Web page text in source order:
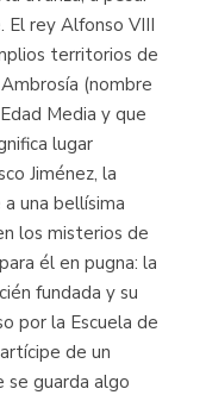
El rey Alfonso VIII
territorios de
(nombre
Media y que
lugar
Jiménez, la
una bellísima
los misterios de
él en pugna: la
fundada y su
por la Escuela de
de un
se guarda algo